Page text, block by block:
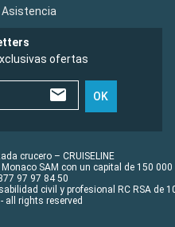
Asistencia
ofertas
OK
crucero – CRUISELINE
SAM con un capital de 150 000
97 97 84 50
civil y profesional RC RSA de
all rights reserved